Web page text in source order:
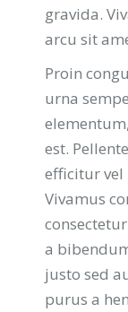
gravida.
arcu sit
Proin
urna
est.
efficitur vel
Vivamus
a
justo sed
purus a